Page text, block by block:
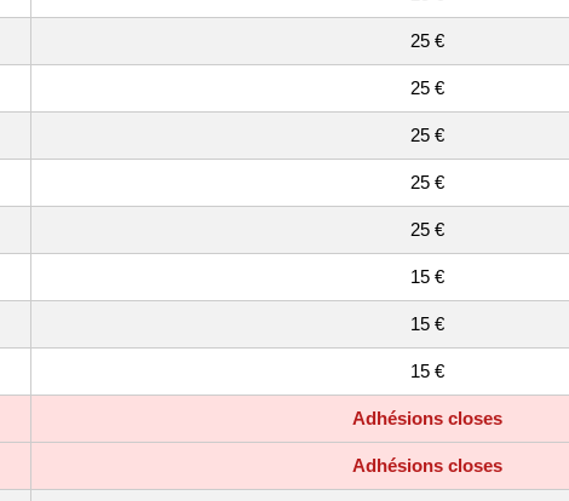
25 €
25 €
25 €
25 €
25 €
15 €
15 €
15 €
Adhésions closes
Adhésions closes